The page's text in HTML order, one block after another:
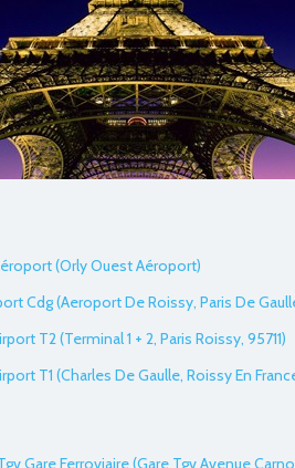
(Orly Ouest Aéroport)
Cdg (Aeroport De Roissy, Paris De
T2 (Terminal 1 + 2, Paris Roissy, 95711)
T1 (Charles De Gaulle, Roissy En
Gare Ferroviaire (Gare Tgv Avenue